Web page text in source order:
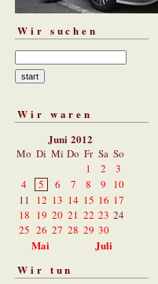
Wir suchen
Wir waren
Juni 2012
Mo Di Mi Do Fr Sa So
1
2
3
4
5 6 7 8 9
10
11
12 13 14 15 16 17
18 19 20 21 22 23 24
25 26 27 28 29 30
Mai
Juli
Wir tun